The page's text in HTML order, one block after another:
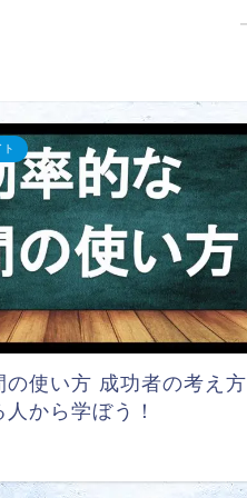
の使い方 成功者の考え方
から学ぼう！